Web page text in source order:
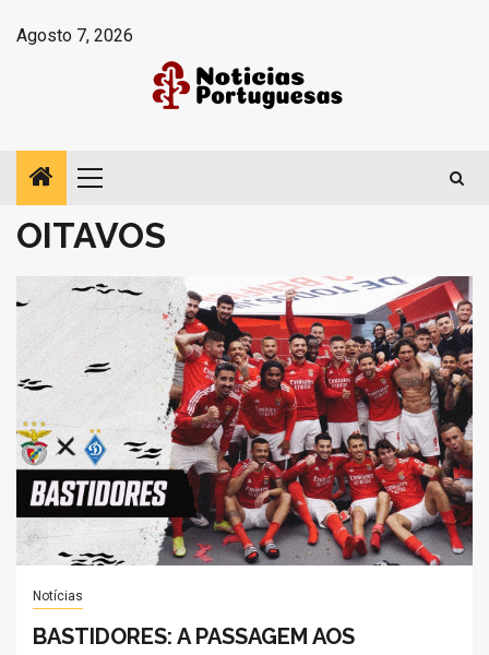
paraAgosto 7, 2026
Menu
OITAVOS
Notícias
BASTIDORES: A PASSAGEM AOS